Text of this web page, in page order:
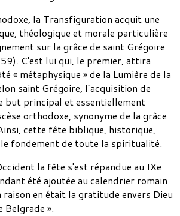
la Transfiguration acquit une
théologique et morale particulière
sur la grâce de saint Grégoire
C'est lui qui, le premier, attira
« métaphysique » de la Lumière de la
saint Grégoire, l’acquisition de
but principal et essentiellement
orthodoxe, synonyme de la grâce
cette fête biblique, historique,
fondement de toute la spiritualité.
la fête s'est répandue au IXe
été ajoutée au calendrier romain
raison en était la gratitude envers Dieu
Belgrade ».